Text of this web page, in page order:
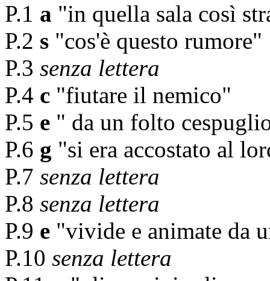
P.1 a "in quella sala così
P.2 s "cos'è questo rumore"
P.3 senza lettera
P.4 c "fiutare il nemico"
P.5 e " da un folto
P.6 g "si era accostato al
P.7 senza lettera
P.8 senza lettera
P.9 e "vivide e animate da
P.10 senza lettera